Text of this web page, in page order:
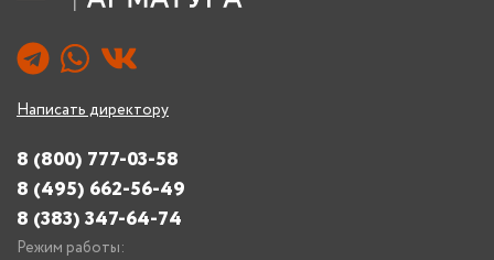
Написать директору
8 (800) 777-03-58
8 (495) 662-56-49
8 (383) 347-64-74
Режим работы: